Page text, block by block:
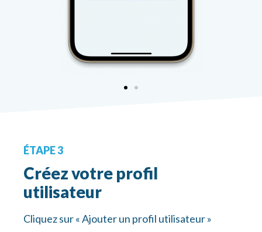
ÉTAPE 3
Créez votre profil
utilisateur
Cliquez sur « Ajouter un profil utilisateur »